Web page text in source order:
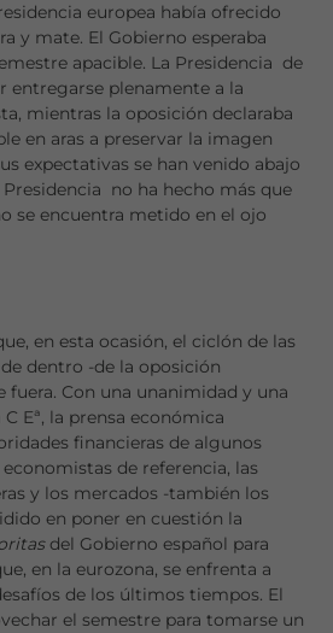
europea había ofrecido
y mate. El Gobierno esperaba
apacible. La Presidencia de
entregarse plenamente a la
mientras la oposición declaraba
en aras a preservar la imagen
expectativas se han venido abajo
no ha hecho más que
se encuentra metido en el ojo
en esta ocasión, el ciclón de las
dentro -de la oposición
fuera. Con una unanimidad y una
Eª, la prensa económica
financieras de algunos
de referencia, las
y los mercados -también los
en poner en cuestión la
del Gobierno español para
en la eurozona, se enfrenta a
de los últimos tiempos. El
el semestre para tomarse un